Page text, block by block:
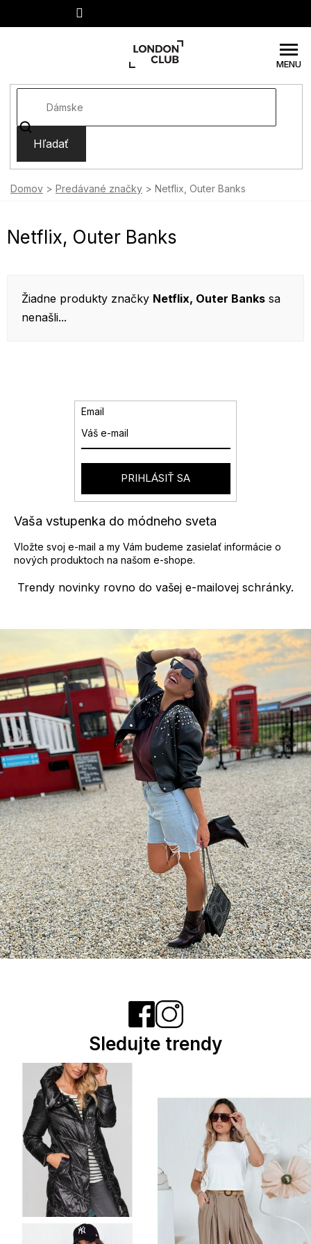
Hľadať
Domov Predávané značky Netflix, Outer Banks
Netflix, Outer Banks
Žiadne produkty značky Netflix, Outer Banks sa
nenašli...
Trendy novinky rovno do vašej e-mailovej schránky.
Vaša vstupenka do módneho sveta
Vložte svoj e-mail a my Vám budeme zasielať informácie o
nových produktoch na našom e-shope.
Email
PRIHLÁSIŤ SA